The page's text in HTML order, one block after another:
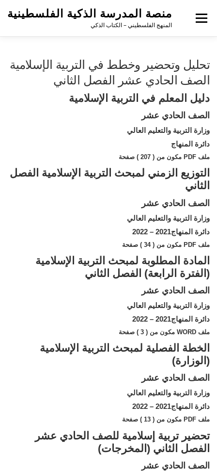
منصة المدرسة الذكية الفلسطينية
المنهج الفلسطيني – الكتاب الذكي
القائمة
تحليل وتحضير وخطط في التربية الإسلامية
الصف الحادي عشر الفصل الثاني
دليل المعلم في التربية الإسلامية
الصف الحادي عشر
وزارة التربية والتعليم العالي
دائرة المنهاج
ملف PDF مكون من ( 207 ) صفحة
التوزيع الزمني لمبحث التربية الإسلامية الفصل
الثاني
الصف الحادي عشر
وزارة التربية والتعليم العالي
دائرة المنهاج2021 – 2022
ملف PDF مكون من ( 34 ) صفحة
المادة المطلوبة لمبحث التربية الإسلامية
(الفترة الرابعة) الفصل الثاني
الصف الحادي عشر
وزارة التربية والتعليم العالي
دائرة المنهاج2021 – 2022
ملف WORD مكون من ( 3 ) صفحة
الخطة الفصلية لمبحث التربية الإسلامية
(الوزارة)
الصف الحادي عشر
وزارة التربية والتعليم العالي
دائرة المنهاج2021 – 2022
ملف PDF مكون من ( 13 ) صفحة
تحضير تربية إسلامية للصف الحادي عشر
الفصل الثاني (المخرجات)
الصف الحادي عشر